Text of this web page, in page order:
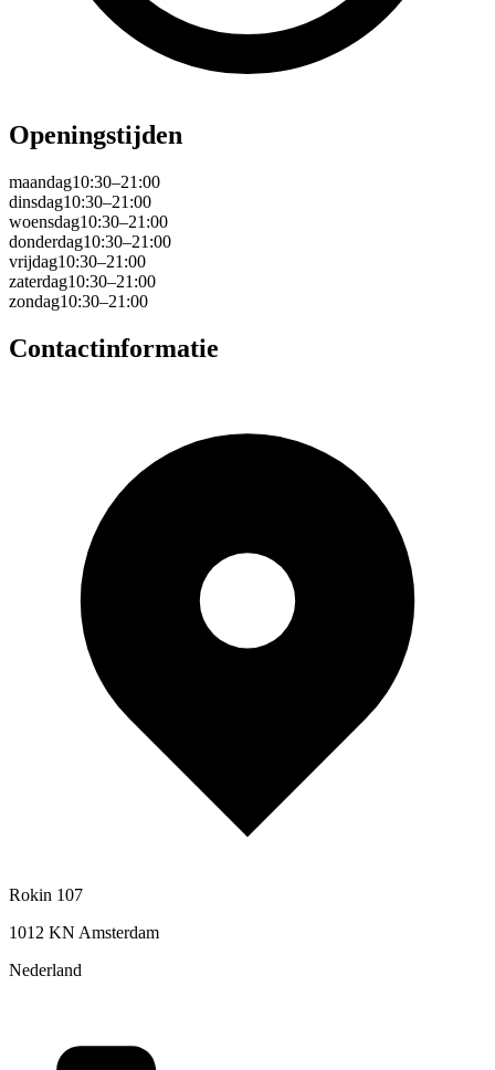
Openingstijden
maandag10:30–21:00
dinsdag10:30–21:00
woensdag10:30–21:00
donderdag10:30–21:00
vrijdag10:30–21:00
zaterdag10:30–21:00
zondag10:30–21:00
Contactinformatie
Rokin 107
1012 KN Amsterdam
Nederland